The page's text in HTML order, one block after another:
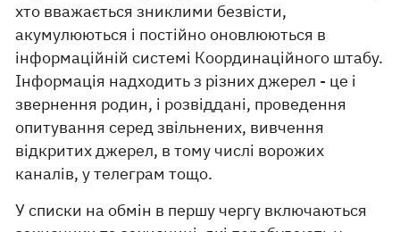
хто вважається зниклими безвісти,
акумулюються і постійно оновлюються в
інформаційній системі Координаційного штабу.
Інформація надходить з різних джерел - це і
звернення родин, і розвіддані, проведення
опитування серед звільнених, вивчення
відкритих джерел, в тому числі ворожих
каналів, у телеграм тощо.
У списки на обмін в першу чергу включаються